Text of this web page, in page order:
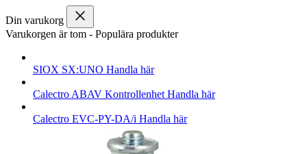
Din varukorg
Varukorgen är tom - Populära produkter
SIOX SX:UNO Handla här
Calectro ABAV Kontrollenhet Handla här
Calectro EVC-PY-DA/i Handla här